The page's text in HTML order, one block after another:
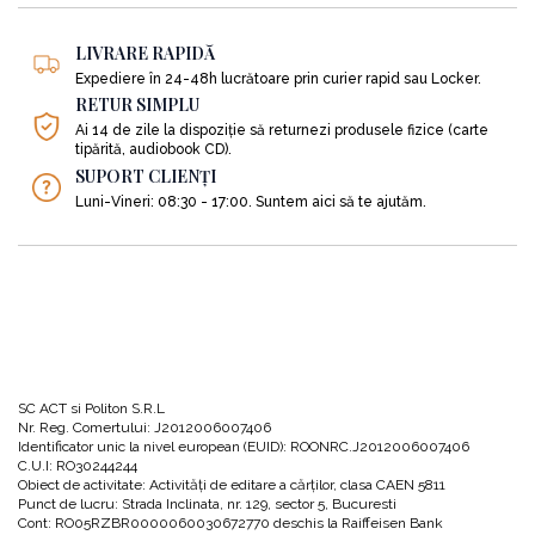
ziarelor pentru a determina notorietatea, folosește metode foarte precise și
În ceea ce îl privește pe specialistul în growth hacking, acesta este definit de
autor ca fiind:
„Cineva care a aruncat manualul marketingului tradițional și l-a
înlocuit numai cu ceea ce este testabil, urmăribil și măsurabil.
blogurile și platformele API, în locul reclamelor, al publicității și al
a extinde afacerea fără a alerga după clienți noi.
CUM SĂ DEVII UN GROWTH HACKER?
LIVRARE RAPIDĂ
Expediere în 24-48h lucrătoare prin curier rapid sau Locker.
RETUR SIMPLU
Ai 14 de zile la dispoziție să returnezi produsele fizice (carte
tipărită, audiobook CD).
SUPORT CLIENȚI
Luni-Vineri: 08:30 - 17:00. Suntem aici să te ajutăm.
SC ACT si Politon S.R.L
Nr. Reg. Comertului: J2012006007406
Identificator unic la nivel european (EUID): ROONRC.J2012006007406
C.U.I: RO30244244
Obiect de activitate: Activităţi de editare a cărţilor, clasa CAEN 5811
Punct de lucru: Strada Inclinata, nr. 129, sector 5, Bucuresti
Cont: RO05RZBR0000060030672770 deschis la Raiffeisen Bank